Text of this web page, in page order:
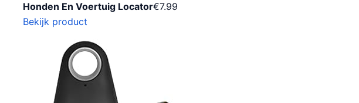
Honden En Voertuig Locator€7.99
Bekijk product